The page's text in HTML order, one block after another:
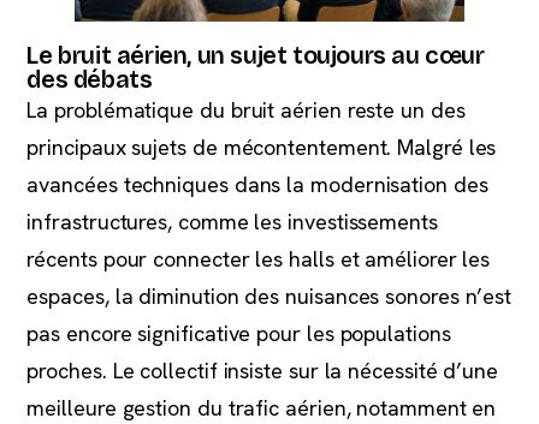
Le bruit aérien, un sujet toujours au cœur
des débats
La problématique du bruit aérien reste un des
principaux sujets de mécontentement. Malgré les
avancées techniques dans la modernisation des
infrastructures, comme les investissements
récents pour connecter les halls et améliorer les
espaces, la diminution des nuisances sonores n’est
pas encore significative pour les populations
proches. Le collectif insiste sur la nécessité d’une
meilleure gestion du trafic aérien, notamment en